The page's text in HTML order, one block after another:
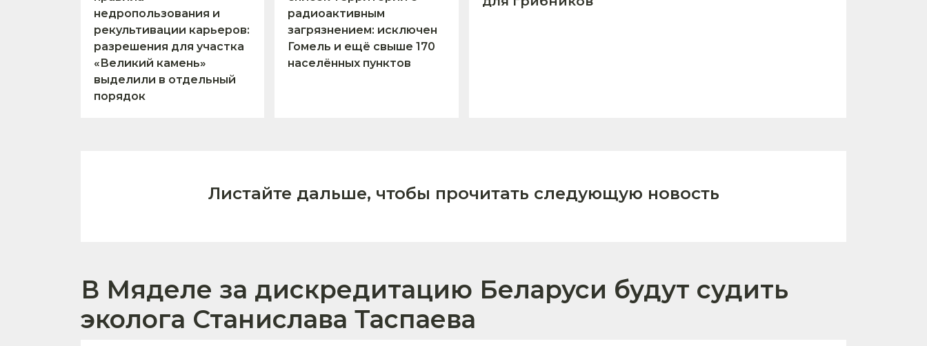
недропользования и
рекультивации карьеров:
разрешения для участка
«Великий камень»
выделили в отдельный
порядок
радиоактивным
загрязнением: исключен
Гомель и ещё свыше 170
населённых пунктов
Листайте дальше, чтобы прочитать следующую новость
В Мяделе за дискредитацию Беларуси будут судить
эколога Станислава Таспаева